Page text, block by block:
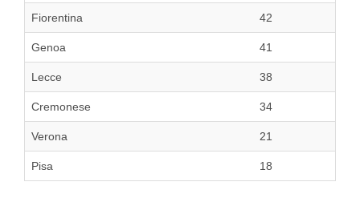
Fiorentina 42
Genoa 41
Lecce 38
Cremonese 34
Verona 21
Pisa 18